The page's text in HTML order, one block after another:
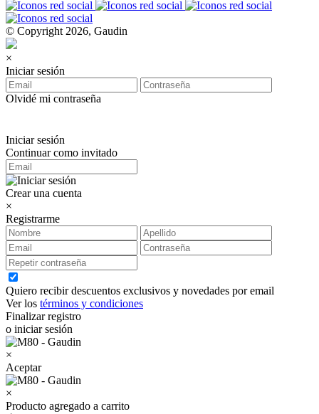
© Copyright 2026, Gaudin
×
Iniciar sesión
Olvidé mi contraseña
Iniciar sesión
Continuar como invitado
Crear una cuenta
×
Registrarme
Quiero recibir descuentos exclusivos y novedades por email
Ver los términos y condiciones
Finalizar registro
o iniciar sesión
×
Aceptar
×
Producto agregado a carrito